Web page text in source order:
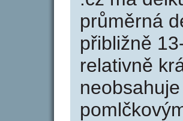
průměrná
přibližně
relativně